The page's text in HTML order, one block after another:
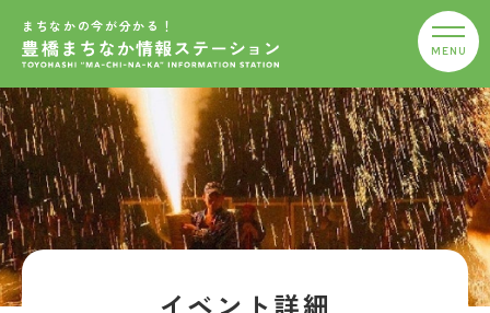
まちなかの今が分かる！
イベント詳細